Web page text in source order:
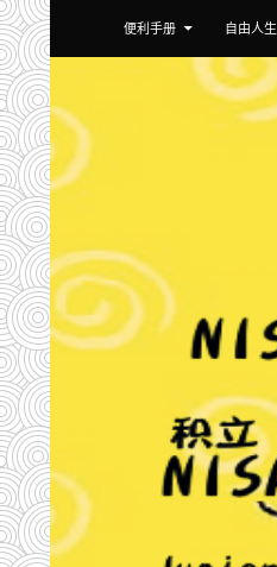
小武爸爸
索
便利手册
自由人生